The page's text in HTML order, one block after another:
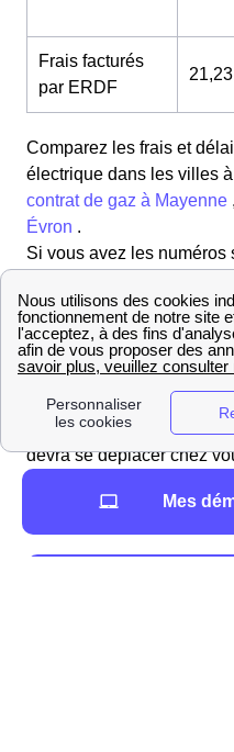
Frais facturés
par ERDF
Comparez les frais et
électrique dans les villes
contrat de gaz à Mayenne
Évron .
Si vous avez les numéros
Numéro du
locataire
Relevé de
Dans le cas contraire, un
devra se déplacer chez
votre compteur EDF.
Mes